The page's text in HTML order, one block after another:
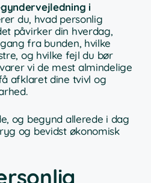
i
du, hvad personlig
påvirker din hverdag,
fra bunden, hvilke
og hvilke fejl du bør
vi de mest almindelige
afklaret dine tvivl og
og begynd allerede i dag
og bevidst økonomisk